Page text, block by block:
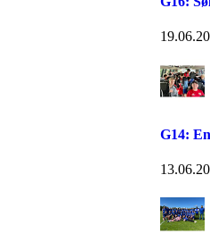
G14: